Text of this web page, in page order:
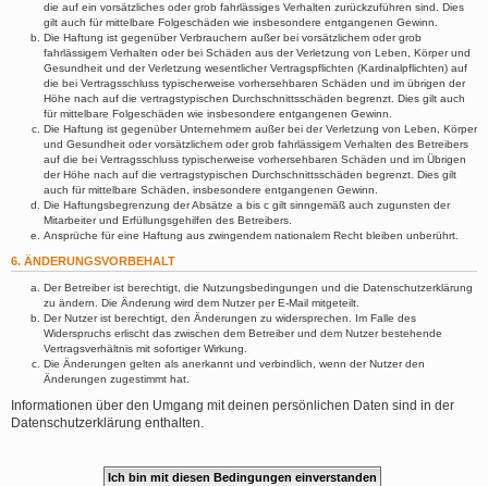
die auf ein vorsätzliches oder grob fahrlässiges Verhalten zurückzuführen sind. Dies
gilt auch für mittelbare Folgeschäden wie insbesondere entgangenen Gewinn.
Die Haftung ist gegenüber Verbrauchern außer bei vorsätzlichem oder grob
fahrlässigem Verhalten oder bei Schäden aus der Verletzung von Leben, Körper und
Gesundheit und der Verletzung wesentlicher Vertragspflichten (Kardinalpflichten) auf
die bei Vertragsschluss typischerweise vorhersehbaren Schäden und im übrigen der
Höhe nach auf die vertragstypischen Durchschnittsschäden begrenzt. Dies gilt auch
für mittelbare Folgeschäden wie insbesondere entgangenen Gewinn.
Die Haftung ist gegenüber Unternehmern außer bei der Verletzung von Leben, Körper
und Gesundheit oder vorsätzlichem oder grob fahrlässigem Verhalten des Betreibers
auf die bei Vertragsschluss typischerweise vorhersehbaren Schäden und im Übrigen
der Höhe nach auf die vertragstypischen Durchschnittsschäden begrenzt. Dies gilt
auch für mittelbare Schäden, insbesondere entgangenen Gewinn.
Die Haftungsbegrenzung der Absätze a bis c gilt sinngemäß auch zugunsten der
Mitarbeiter und Erfüllungsgehilfen des Betreibers.
Ansprüche für eine Haftung aus zwingendem nationalem Recht bleiben unberührt.
6. ÄNDERUNGSVORBEHALT
Der Betreiber ist berechtigt, die Nutzungsbedingungen und die Datenschutzerklärung
zu ändern. Die Änderung wird dem Nutzer per E-Mail mitgeteilt.
Der Nutzer ist berechtigt, den Änderungen zu widersprechen. Im Falle des
Widerspruchs erlischt das zwischen dem Betreiber und dem Nutzer bestehende
Vertragsverhältnis mit sofortiger Wirkung.
Die Änderungen gelten als anerkannt und verbindlich, wenn der Nutzer den
Änderungen zugestimmt hat.
Informationen über den Umgang mit deinen persönlichen Daten sind in der
Datenschutzerklärung enthalten.